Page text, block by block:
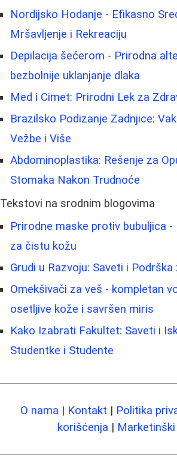
Nordijsko Hodanje - Efikasno
Mršavljenje i Rekreaciju
Depilacija šećerom - Prirodna
bezbolnije uklanjanje dlaka
Med i Cimet: Prirodni Lek za
Brazilsko Podizanje Zadnjice:
Vežbe i Više
Abdominoplastika: Rešenje za
Stomaka Nakon Trudnoće
Tekstovi na srodnim blogovima
Prirodne maske protiv bubuljica -
za čistu kožu
Grudi u Razvoju: Saveti i
Omekšivači za veš - kompletan
osetljive kože i savršen miris
Kako Izabrati Fakultet: Saveti i
Studentke i Studente
O nama | Kontakt | Politika
korišćenja |